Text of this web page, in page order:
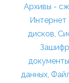
Архивы -
Интернет
дисков,
документы
данных,